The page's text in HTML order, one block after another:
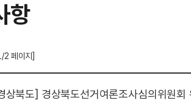
항
/2 페이지]
상북도] 경상북도선거여론조사심의위원회